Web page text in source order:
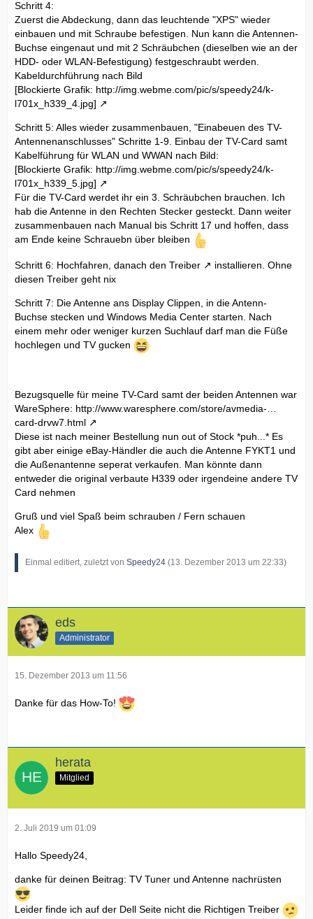
Schritt 4:
Zuerst die Abdeckung, dann das leuchtende "XPS" wieder
einbauen und mit Schraube befestigen. Nun kann die Antennen-
Buchse eingenaut und mit 2 Schräubchen (dieselben wie an der
HDD- oder WLAN-Befestigung) festgeschraubt werden.
Kabeldurchführung nach Bild
[Blockierte Grafik: http://img.webme.com/pic/s/speedy24/k-
l701x_h339_4.jpg]
Schritt 5: Alles wieder zusammenbauen, "Einabeuen des TV-
Antennenanschlusses" Schritte 1-9. Einbau der TV-Card samt
Kabelführung für WLAN und WWAN nach Bild:
[Blockierte Grafik: http://img.webme.com/pic/s/speedy24/k-
l701x_h339_5.jpg]
Für die TV-Card werdet ihr ein 3. Schräubchen brauchen. Ich
hab die Antenne in den Rechten Stecker gesteckt. Dann weiter
zusammenbauen nach Manual bis Schritt 17 und hoffen, dass
am Ende keine Schrauebn über bleiben
Schritt 6: Hochfahren, danach den Treiber
installieren. Ohne
diesen Treiber geht nix
Schritt 7: Die Antenne ans Display Clippen, in die Antenn-
Buchse stecken und Windows Media Center starten. Nach
einem mehr oder weniger kurzen Suchlauf darf man die Füße
hochlegen und TV gucken
Bezugsquelle für meine TV-Card samt der beiden Antennen war
WareSphere: http://www.waresphere.com/store/avmedia-…
card-drvw7.html
Diese ist nach meiner Bestellung nun out of Stock *puh...* Es
gibt aber einige eBay-Händler die auch die Antenne FYKT1 und
die Außenantenne seperat verkaufen. Man könnte dann
entweder die original verbaute H339 oder irgendeine andere TV
Card nehmen
Gruß und viel Spaß beim schrauben / Fern schauen
Alex
Einmal editiert, zuletzt von Speedy24 (13. Dezember 2013 um 22:33)
eds
Administrator
15. Dezember 2013 um 11:56
Danke für das How-To!
herata
Mitglied
2. Juli 2019 um 01:09
Hallo Speedy24,
danke für deinen Beitrag: TV Tuner und Antenne nachrüsten
Leider finde ich auf der Dell Seite nicht die Richtigen Treiber